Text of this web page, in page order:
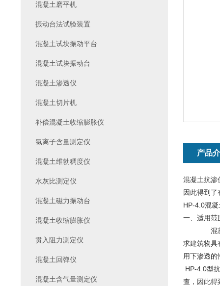
产品
混凝土抗渗
因此得到了
HP-4.0混
一、适用范
混凝土、
求建筑物具
用下渗透的
HP-4.0型
查，因此得
混凝土磨平机
振动台法试验装置
混凝土试块振动平台
混凝土试块振动台
混凝土渗透仪
混凝土切片机
补偿混凝土收缩膨胀仪
氯离子含量测定仪
混凝土维勃稠度仪
水灰比测定仪
混凝土磁力振动台
混凝土收缩膨胀仪
贯入阻力测定仪
混凝土回弹仪
混凝土含气量测定仪